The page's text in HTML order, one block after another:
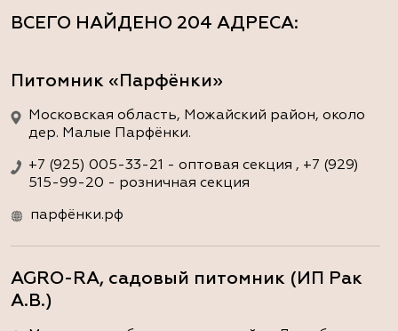
ВСЕГО НАЙДЕНО 204 АДРЕСА:
Питомник «Парфёнки»
Московская область, Можайский район, около
дер. Малые Парфёнки.
+7 (925) 005-33-21 - оптовая секция , +7 (929)
515-99-20 - розничная секция
парфёнки.рф
AGRO-RA, садовый питомник (ИП Рак
А.В.)